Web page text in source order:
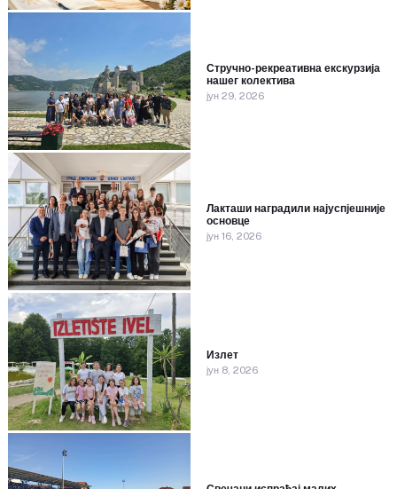
Стручно-рекреативна екскурзија
нашег колектива
јун 29, 2026
Лакташи наградили најуспјешније
основце
јун 16, 2026
Излет
јун 8, 2026